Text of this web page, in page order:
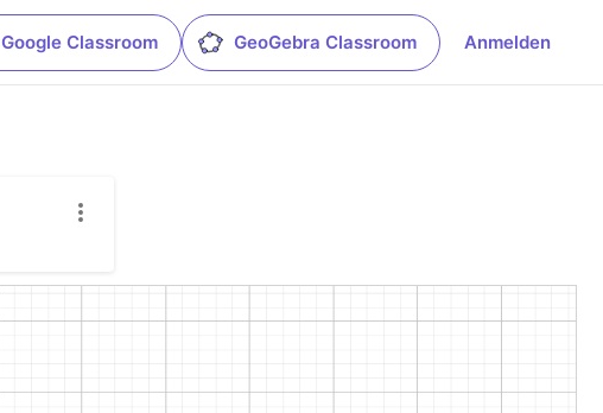
Google Classroom GeoGebra Classroom Anmelden